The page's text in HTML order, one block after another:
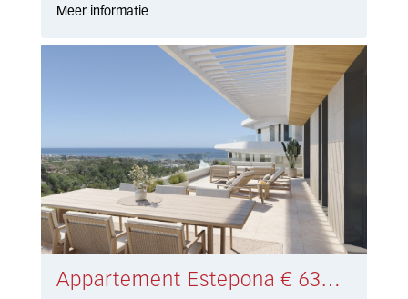
Meer informatie
Appartement Estepona € 635.000,-